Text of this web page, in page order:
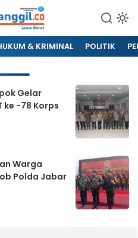
& KRIMINAL POLITIK
Gelar
ke -78 Korps
Warga
Polda Jabar